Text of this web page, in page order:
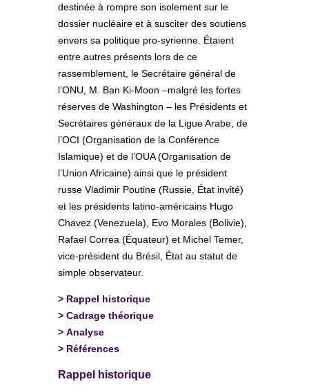
destinée à rompre son isolement sur le
dossier nucléaire et à susciter des soutiens
envers sa politique pro-syrienne. Étaient
entre autres présents lors de ce
rassemblement, le Secrétaire général de
l’ONU, M. Ban Ki-Moon –malgré les fortes
réserves de Washington – les Présidents et
Secrétaires généraux de la Ligue Arabe, de
l’OCI (Organisation de la Conférence
Islamique) et de l’OUA (Organisation de
l’Union Africaine) ainsi que le président
russe Vladimir Poutine (Russie, État invité)
et les présidents latino-américains Hugo
Chavez (Venezuela), Evo Morales (Bolivie),
Rafael Correa (Équateur) et Michel Temer,
vice-président du Brésil, État au statut de
simple observateur.
> Rappel historique
> Cadrage théorique
> Analyse
> Références
Rappel historique